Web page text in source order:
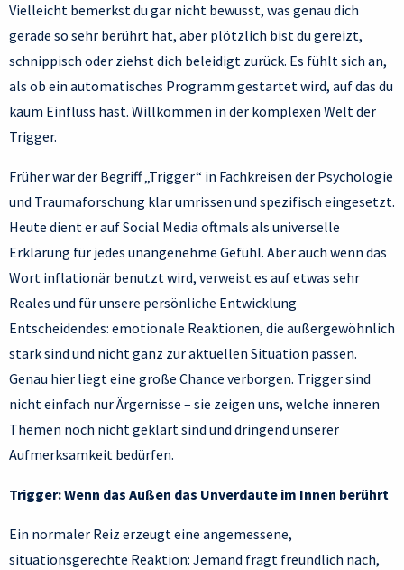
Vielleicht bemerkst du gar nicht bewusst, was genau dich
gerade so sehr berührt hat, aber plötzlich bist du gereizt,
schnippisch oder ziehst dich beleidigt zurück. Es fühlt sich an,
als ob ein automatisches Programm gestartet wird, auf das du
kaum Einfluss hast. Willkommen in der komplexen Welt der
Trigger.
Früher war der Begriff „Trigger“ in Fachkreisen der Psychologie
und Traumaforschung klar umrissen und spezifisch eingesetzt.
Heute dient er auf Social Media oftmals als universelle
Erklärung für jedes unangenehme Gefühl. Aber auch wenn das
Wort inflationär benutzt wird, verweist es auf etwas sehr
Reales und für unsere persönliche Entwicklung
Entscheidendes: emotionale Reaktionen, die außergewöhnlich
stark sind und nicht ganz zur aktuellen Situation passen.
Genau hier liegt eine große Chance verborgen. Trigger sind
nicht einfach nur Ärgernisse – sie zeigen uns, welche inneren
Themen noch nicht geklärt sind und dringend unserer
Aufmerksamkeit bedürfen.
Trigger: Wenn das Außen das Unverdaute im Innen berührt
Ein normaler Reiz erzeugt eine angemessene,
situationsgerechte Reaktion: Jemand fragt freundlich nach,